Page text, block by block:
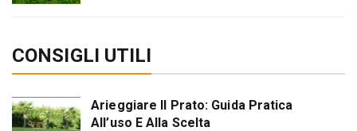
CONSIGLI UTILI
Arieggiare Il Prato: Guida Pratica
All’uso E Alla Scelta